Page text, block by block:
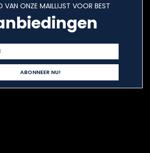
VAN ONZE MAILLIJST VOOR BEST